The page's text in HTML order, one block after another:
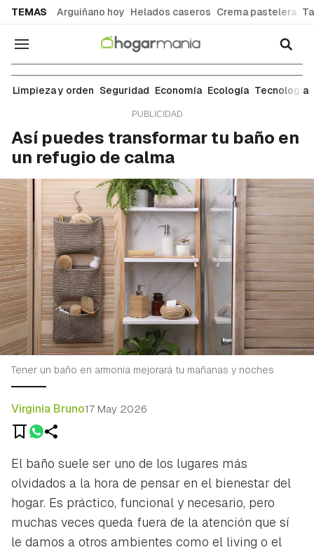
TEMAS Arguiñano hoy Helados caseros Crema pastelera
Navegación
Limpieza y orden
Limpieza y orden Seguridad Economía Ecología Tecnología
Así puedes transformar tu baño en
un refugio de calma
Tener un baño en armonia mejorará tu mañanas y noches
Virginia Bruno17 May 2026
El baño suele ser uno de los lugares más
olvidados a la hora de pensar en el bienestar del
hogar. Es práctico, funcional y necesario, pero
muchas veces queda fuera de la atención que sí
le damos a otros ambientes como el living o el